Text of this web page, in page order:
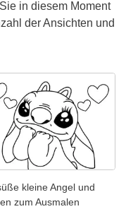
in diesem Moment
der Ansichten und
kleine Angel und
zum Ausmalen